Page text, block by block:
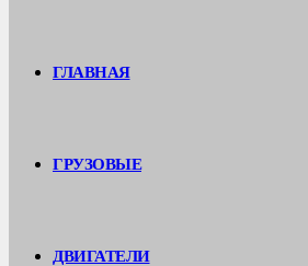
ГЛАВНАЯ
ГРУЗОВЫЕ
ДВИГАТЕЛИ